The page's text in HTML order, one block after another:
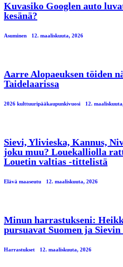
Kuvasiko Googlen auto
kesänä?
Asuminen 12. maaliskuuta, 2026
Aarre Alopaeuksen töiden
Taidelaarissa
2026 kulttuuripääkaupunkivuosi 12.
Sievi, Ylivieska, Kannus,
joku muu? Louekalliolla
Louetin valtias -tittelistä
Elävä maaseutu 12. maaliskuuta, 2026
Minun harrastukseni:
pursuavat Suomen ja
Harrastukset 12. maaliskuuta, 2026